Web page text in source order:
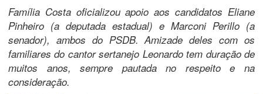
Família Costa oficializou apoio aos candidatos Eliane
Pinheiro (a deputada estadual) e Marconi Perillo (a
senador), ambos do PSDB. Amizade deles com os
familiares do cantor sertanejo Leonardo tem duração de
muitos anos, sempre pautada no respeito e na
consideração.